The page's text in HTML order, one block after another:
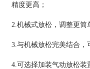
精度更高；
2.机械式放松，调整更简
3.与机械放松完美结合，
4.可选择加装气动放松装